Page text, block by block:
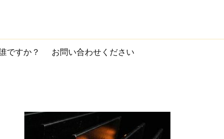
ですか？ お問い合わせください